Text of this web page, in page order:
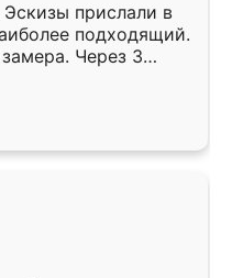
Эскизы прислали в
подходящий.
Через 3
Остались
Ренессанс
работу!